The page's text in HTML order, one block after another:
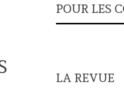
POUR LES
LA REVUE